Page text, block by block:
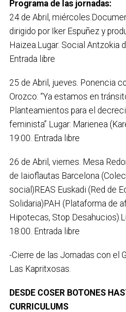
Programa de las jornadas:
24 de Abril,
dirigido por Iker Espuñez y
Haizea.Lugar: Social Antzokia
Entrada libre
25 de Abril, jueves. Ponencia
Orozco: “Ya estamos en
Planteamientos para el
feminista” Lugar: Marienea
19:00. Entrada libre
26 de Abril, viernes. Mesa
de Iaioflautas Barcelona
social)REAS Euskadi (Red de
Solidaria)PAH (Plataforma de
Hipotecas, Stop
18:00. Entrada libre
-Cierre de las Jornadas con el
Las Kapritxosas.
DESDE COSER BOTONES
CURRICULUMS